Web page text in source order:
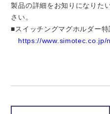
製品の詳細をお知りになりた
さい。
■スイッチングマグホルダー特
https://www.simotec.co.jp/